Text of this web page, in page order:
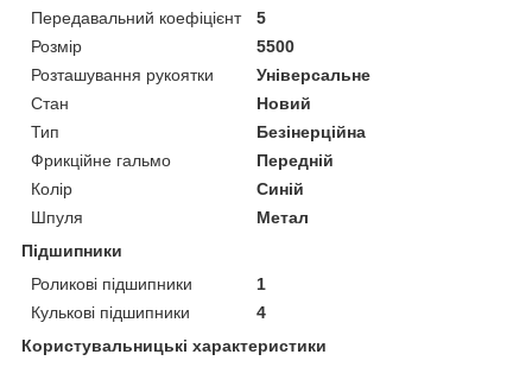
Передавальний коефіцієнт
5
Розмір
5500
Розташування рукоятки
Універсальне
Стан
Новий
Тип
Безінерційна
Фрикційне гальмо
Передній
Колір
Синій
Шпуля
Метал
Підшипники
Роликові підшипники
1
Кулькові підшипники
4
Користувальницькі характеристики